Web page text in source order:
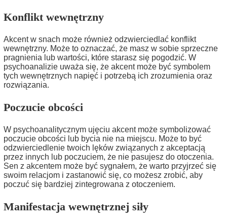
Konflikt wewnętrzny
Akcent w snach może również odzwierciedlać konflikt
wewnętrzny. Może to oznaczać, że masz w sobie sprzeczne
pragnienia lub wartości, które starasz się pogodzić. W
psychoanalizie uważa się, że akcent może być symbolem
tych wewnętrznych napięć i potrzebą ich zrozumienia oraz
rozwiązania.
Poczucie obcości
W psychoanalitycznym ujęciu akcent może symbolizować
poczucie obcości lub bycia nie na miejscu. Może to być
odzwierciedlenie twoich lęków związanych z akceptacją
przez innych lub poczuciem, że nie pasujesz do otoczenia.
Sen z akcentem może być sygnałem, że warto przyjrzeć się
swoim relacjom i zastanowić się, co możesz zrobić, aby
poczuć się bardziej zintegrowana z otoczeniem.
Manifestacja wewnętrznej siły